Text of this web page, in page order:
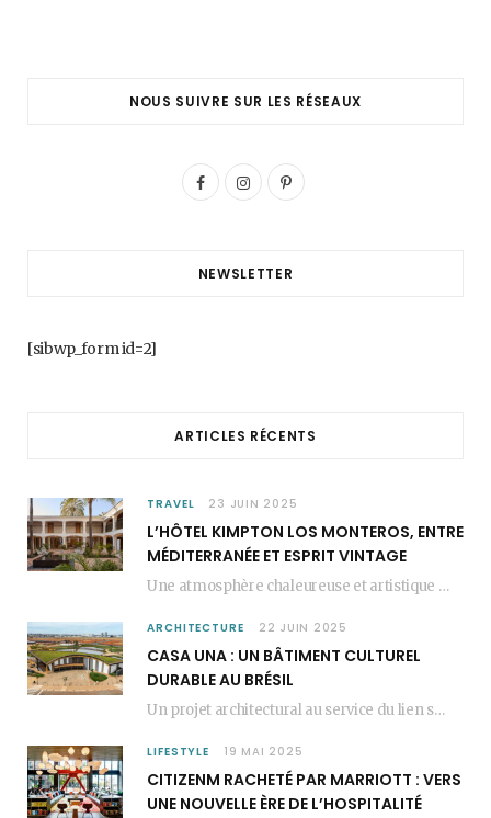
NOUS SUIVRE SUR LES RÉSEAUX
F
k
I
a
P
s
NEWSLETTER
[sibwp_form id=2]
ARTICLES RÉCENTS
TRAVEL 23 JUIN 2025
L’HÔTEL KIMPTON LOS MONTEROS, ENTRE
MÉDITERRANÉE ET ESPRIT VINTAGE
Une atmosphère chaleureuse et artistique L’Hôtel Kimpton Los Monteros, récemment repensé par EL EQUIPO CREATIVO,…
ARCHITECTURE 22 JUIN 2025
CASA UNA : UN BÂTIMENT CULTUREL
DURABLE AU BRÉSIL
Un projet architectural au service du lien social Casa Una est un bâtiment culturel durable…
LIFESTYLE 19 MAI 2025
CITIZENM RACHETÉ PAR MARRIOTT : VERS
UNE NOUVELLE ÈRE DE L’HOSPITALITÉ